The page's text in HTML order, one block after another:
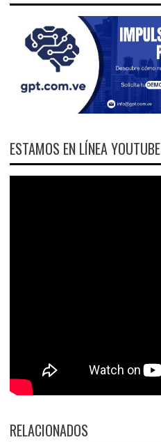
ESTAMOS EN LÍNEA YOUTUBE
RELACIONADOS